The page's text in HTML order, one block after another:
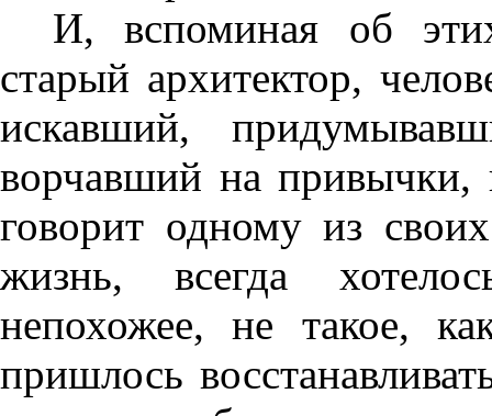
И, вспоминая об
старый архитектор,
искавший,
ворчавший на привычки,
говорит одному из
жизнь, всегда
непохожее, не такое,
пришлось